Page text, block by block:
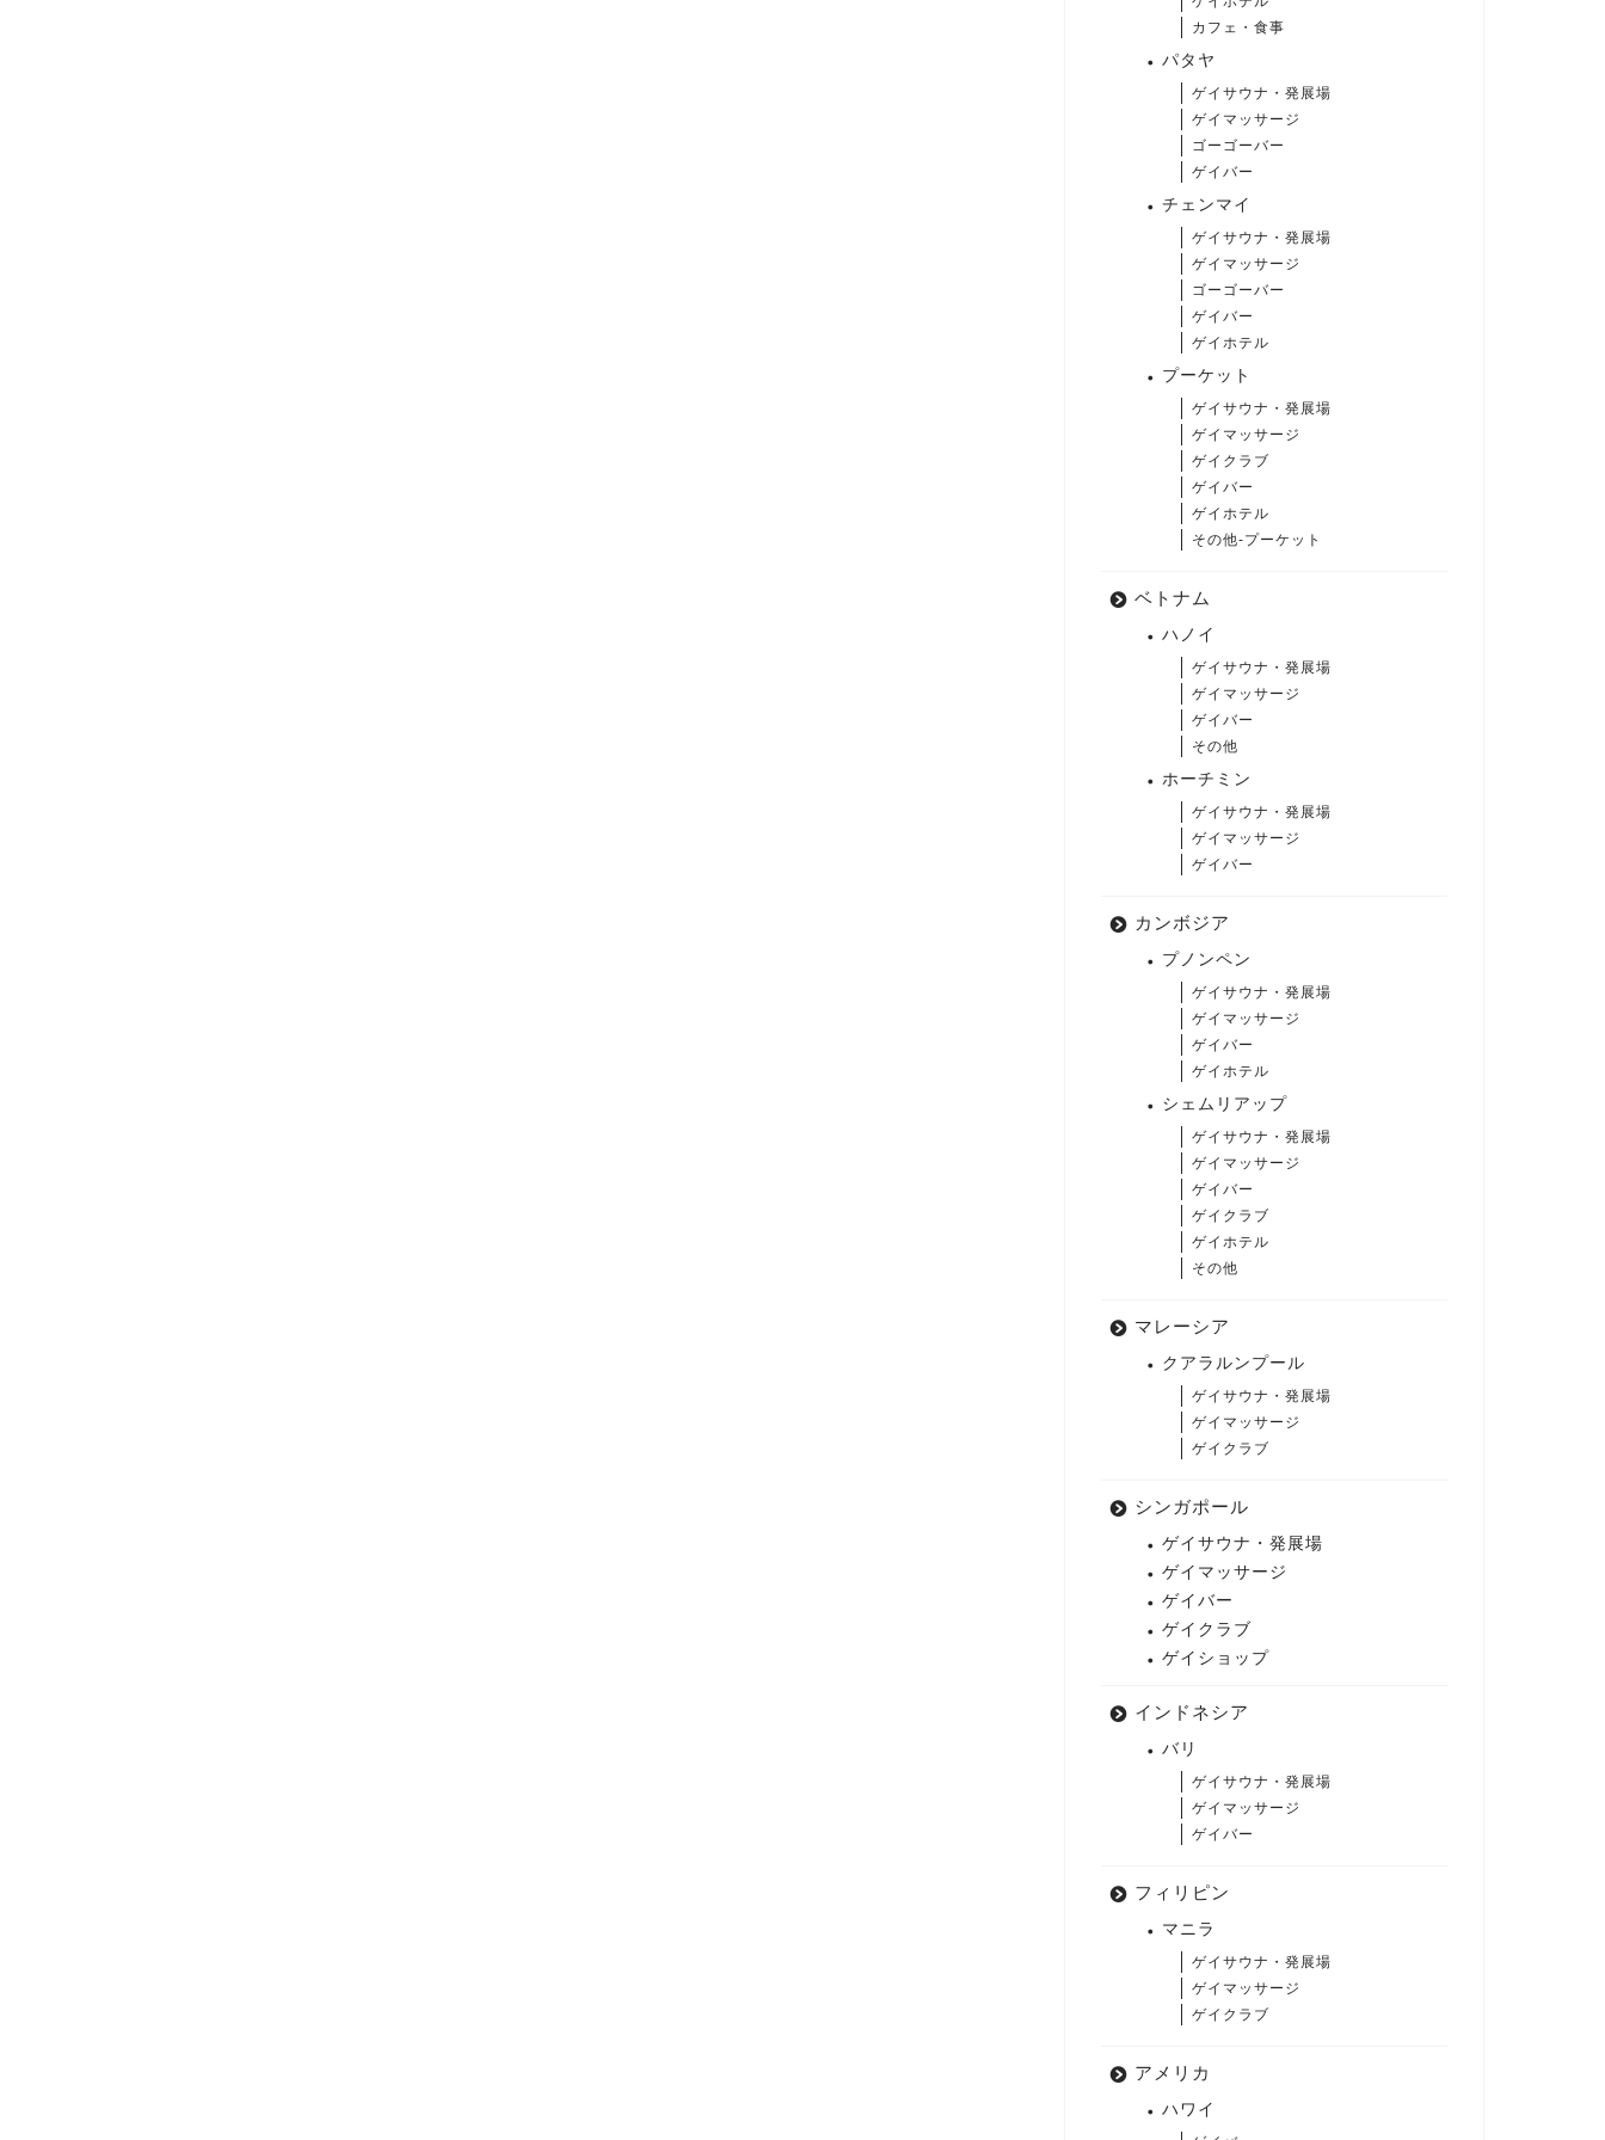
カフェ・食事
パタヤ
ゲイサウナ・発展場
ゲイマッサージ
ゴーゴーバー
ゲイバー
チェンマイ
ゲイサウナ・発展場
ゲイマッサージ
ゴーゴーバー
ゲイバー
ゲイホテル
プーケット
ゲイサウナ・発展場
ゲイマッサージ
ゲイクラブ
ゲイバー
ゲイホテル
その他-プーケット
ベトナム
ハノイ
ゲイサウナ・発展場
ゲイマッサージ
ゲイバー
その他
ホーチミン
ゲイサウナ・発展場
ゲイマッサージ
ゲイバー
カンボジア
プノンペン
ゲイサウナ・発展場
ゲイマッサージ
ゲイバー
ゲイホテル
シェムリアップ
ゲイサウナ・発展場
ゲイマッサージ
ゲイバー
ゲイクラブ
ゲイホテル
その他
マレーシア
クアラルンプール
ゲイサウナ・発展場
ゲイマッサージ
ゲイクラブ
シンガポール
ゲイサウナ・発展場
ゲイマッサージ
ゲイバー
ゲイクラブ
ゲイショップ
インドネシア
バリ
ゲイサウナ・発展場
ゲイマッサージ
ゲイバー
フィリピン
マニラ
ゲイサウナ・発展場
ゲイマッサージ
ゲイクラブ
アメリカ
ハワイ